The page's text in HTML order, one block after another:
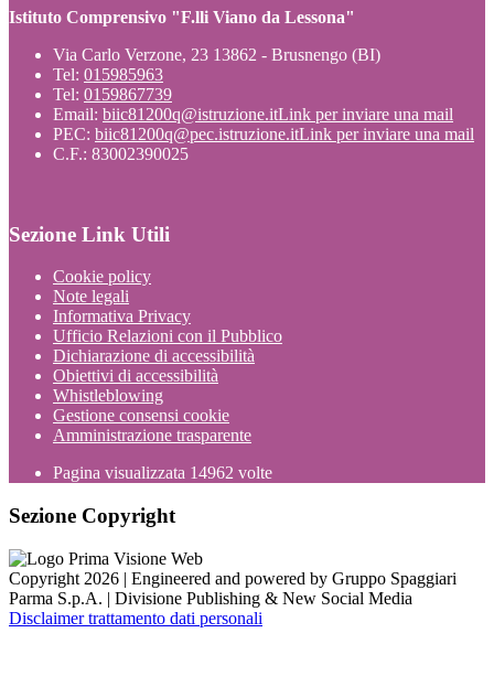
Istituto Comprensivo "F.lli Viano da Lessona"
Via Carlo Verzone, 23 13862 - Brusnengo (BI)
Tel: 015985963
Tel: 0159867739
Email: biic81200q@istruzione.itLink per inviare una mail
PEC: biic81200q@pec.istruzione.itLink per inviare una mail
C.F.: 83002390025
Sezione Link Utili
Cookie policy
Note legali
Informativa Privacy
Ufficio Relazioni con il Pubblico
Dichiarazione di accessibilità
Obiettivi di accessibilità
Whistleblowing
Gestione consensi cookie
Amministrazione trasparente
Pagina visualizzata 14962 volte
Sezione Copyright
Copyright 2026 | Engineered and powered by Gruppo Spaggiari
Parma S.p.A. | Divisione Publishing & New Social Media
Disclaimer trattamento dati personali